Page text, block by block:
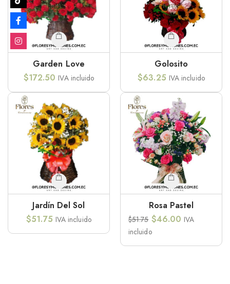
Garden Love
$172.50 IVA incluido
Golosito
$63.25 IVA incluido
Jardín Del Sol
$51.75 IVA incluido
Rosa Pastel
$51.75 $46.00 IVA
incluido